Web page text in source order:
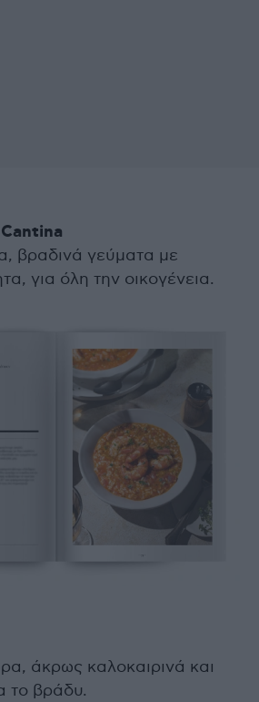
βραδινά γεύματα με
για όλη την οικογένεια.
άκρως καλοκαιρινά και
το βράδυ.